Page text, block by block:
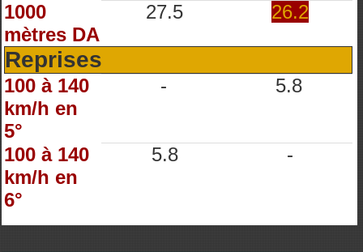
1000
mètres DA
27.5 26.2
Reprises
100 à 140
km/h en
5°
- 5.8
100 à 140
km/h en
6°
5.8 -